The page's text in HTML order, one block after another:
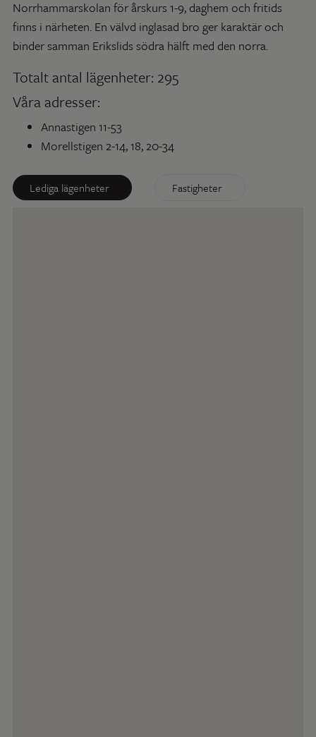
Norrhammarskolan för årskurs 1-9, daghem och fritids
finns i närheten. En välvd inglasad bro ger karaktär och
binder samman Erikslids södra hälft med den norra.
Totalt antal lägenheter: 295
Våra adresser:
Annastigen 11-53
Morellstigen 2-14, 18, 20-34
Lediga lägenheter Fastigheter